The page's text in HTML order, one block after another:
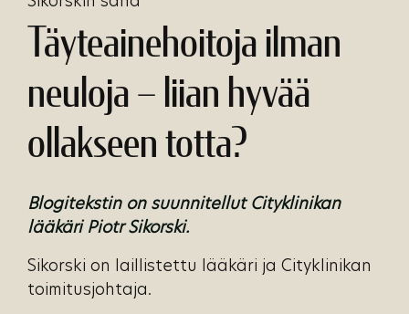
Täyteainehoitoja ilman
neuloja – liian hyvää
ollakseen totta?
Blogitekstin on suunnitellut Cityklinikan
lääkäri Piotr Sikorski.
Sikorski on laillistettu lääkäri ja Cityklinikan
toimitusjohtaja.